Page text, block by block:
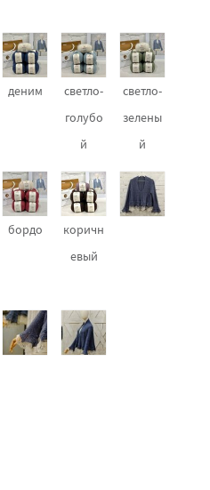
деним
светло-
голубо
й
светло-
зелены
й
бордо
коричн
евый